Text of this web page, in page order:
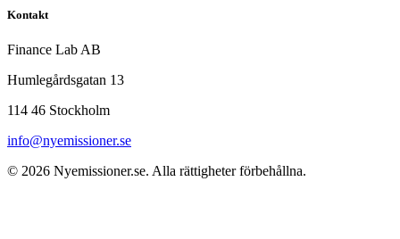
Kontakt
Finance Lab AB
Humlegårdsgatan 13
114 46 Stockholm
info@nyemissioner.se
© 2026 Nyemissioner.se. Alla rättigheter förbehållna.